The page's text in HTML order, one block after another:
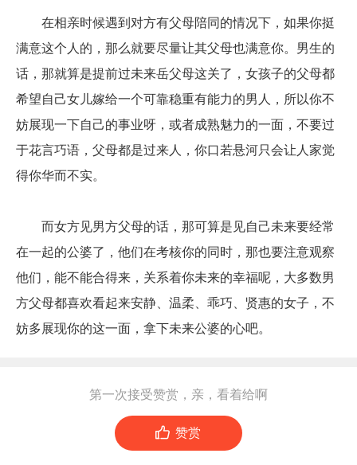
在相亲时候遇到对方有父母陪同的情况下，如果你挺
满意这个人的，那么就要尽量让其父母也满意你。男生的
话，那就算是提前过未来岳父母这关了，女孩子的父母都
希望自己女儿嫁给一个可靠稳重有能力的男人，所以你不
妨展现一下自己的事业呀，或者成熟魅力的一面，不要过
于花言巧语，父母都是过来人，你口若悬河只会让人家觉
得你华而不实。
而女方见男方父母的话，那可算是见自己未来要经常
在一起的公婆了，他们在考核你的同时，那也要注意观察
他们，能不能合得来，关系着你未来的幸福呢，大多数男
方父母都喜欢看起来安静、温柔、乖巧、贤惠的女子，不
妨多展现你的这一面，拿下未来公婆的心吧。
第一次接受赞赏，亲，看着给啊
 赞赏